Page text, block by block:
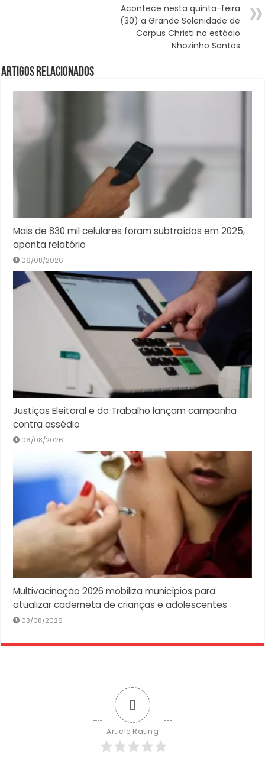
Acontece nesta quinta-feira
(30) a Grande Solenidade de
Corpus Christi no estádio
Nhozinho Santos
Artigos Relacionados
Mais de 830 mil celulares foram subtraídos em 2025,
aponta relatório
06/08/2026
Justiças Eleitoral e do Trabalho lançam campanha
contra assédio
06/08/2026
Multivacinação 2026 mobiliza municípios para
atualizar caderneta de crianças e adolescentes
03/08/2026
0
Article Rating